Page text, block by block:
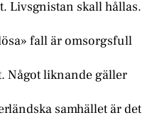
Livsgnistan skall hållas.
fall är omsorgsfull
Något liknande gäller
samhället är det